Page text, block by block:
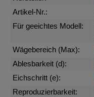
Artikel-Nr.:
Für geeichtes Modell:
Wägebereich (Max):
Ablesbarkeit (d):
Eichschritt (e):
Reproduzierbarkeit: